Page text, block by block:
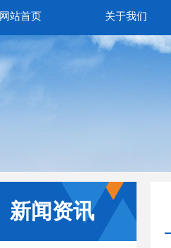
网站首页 关于我们
新闻资讯